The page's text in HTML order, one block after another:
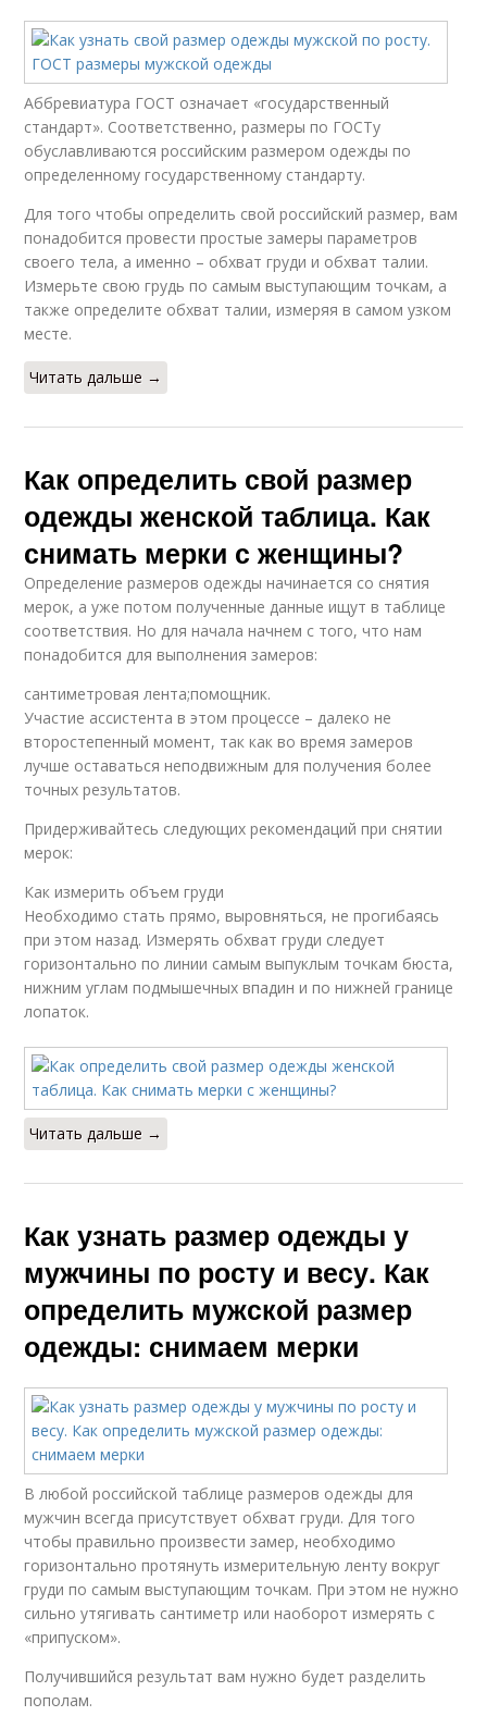
Аббревиатура ГОСТ означает «государственный
стандарт». Соответственно, размеры по ГОСТу
обуславливаются российским размером одежды по
определенному государственному стандарту.
Для того чтобы определить свой российский размер, вам
понадобится провести простые замеры параметров
своего тела, а именно – обхват груди и обхват талии.
Измерьте свою грудь по самым выступающим точкам, а
также определите обхват талии, измеряя в самом узком
месте.
Читать дальше →
Как определить свой размер
одежды женской таблица. Как
снимать мерки с женщины?
Определение размеров одежды начинается со снятия
мерок, а уже потом полученные данные ищут в таблице
соответствия. Но для начала начнем с того, что нам
понадобится для выполнения замеров:
сантиметровая лента;помощник.
Участие ассистента в этом процессе – далеко не
второстепенный момент, так как во время замеров
лучше оставаться неподвижным для получения более
точных результатов.
Придерживайтесь следующих рекомендаций при снятии
мерок:
Как измерить объем груди
Необходимо стать прямо, выровняться, не прогибаясь
при этом назад. Измерять обхват груди следует
горизонтально по линии самым выпуклым точкам бюста,
нижним углам подмышечных впадин и по нижней границе
лопаток.
Читать дальше →
Как узнать размер одежды у
мужчины по росту и весу. Как
определить мужской размер
одежды: снимаем мерки
В любой российской таблице размеров одежды для
мужчин всегда присутствует обхват груди. Для того
чтобы правильно произвести замер, необходимо
горизонтально протянуть измерительную ленту вокруг
груди по самым выступающим точкам. При этом не нужно
сильно утягивать сантиметр или наоборот измерять с
«припуском».
Получившийся результат вам нужно будет разделить
пополам.